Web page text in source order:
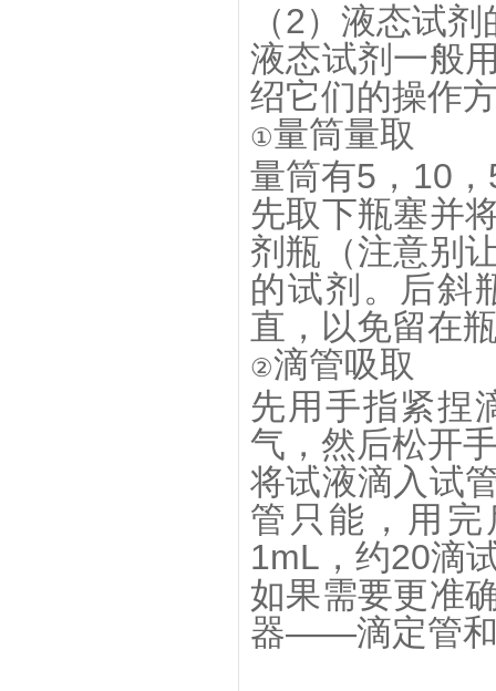
（2）液态试
液态试剂一般
绍它们的操作
①量筒量取
量筒有5，10
先取下瓶塞并
剂瓶（注意别
的试剂。后斜
直，以免留在
②滴管吸取
先用手指紧捏
气，然后松开
将试液滴入试
管只能，用
1mL，约20滴
如果需要更准
器——滴定管